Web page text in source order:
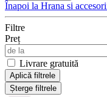
Înapoi la Hrana si
Filtre
Preț
Livrare gratuită
Aplică filtrele
Șterge filtrele